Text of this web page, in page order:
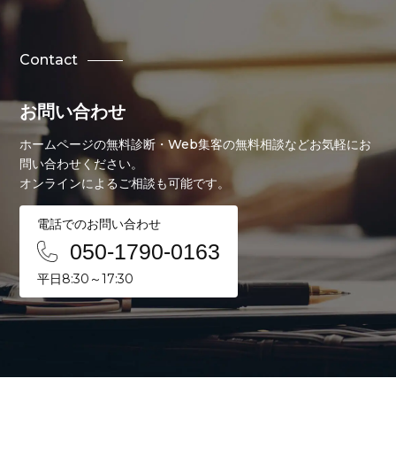
Contact
お問い合わせ
ホームページの無料診断・Web集客の無料相談などお気軽にお
問い合わせください。
オンラインによるご相談も可能です。
電話でのお問い合わせ
050-1790-0163
平日8:30～17:30